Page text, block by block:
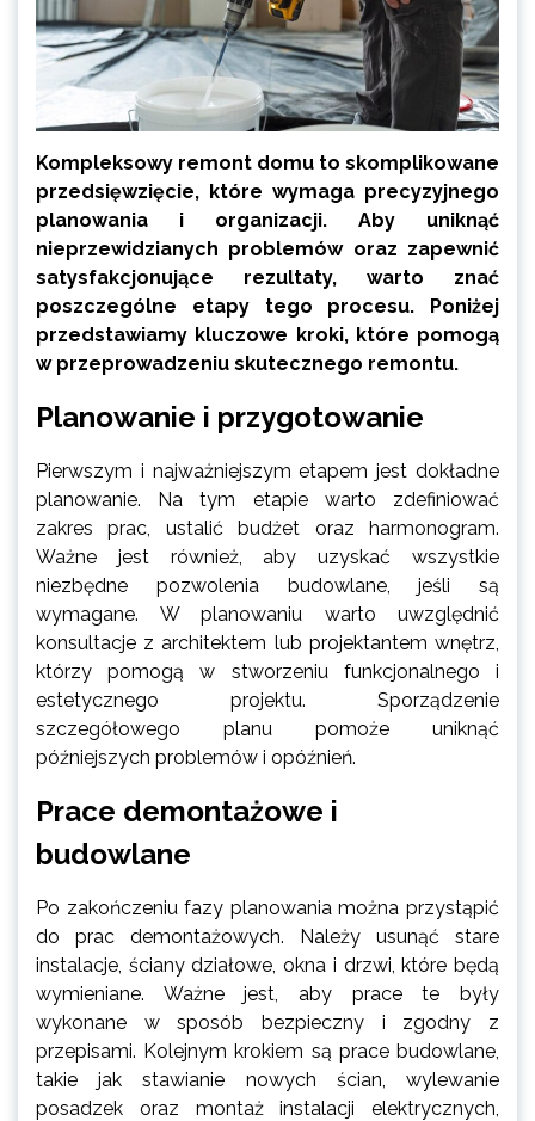
Kompleksowy remont domu to skomplikowane
przedsięwzięcie, które wymaga precyzyjnego
planowania i organizacji. Aby uniknąć
nieprzewidzianych problemów oraz zapewnić
satysfakcjonujące rezultaty, warto znać
poszczególne etapy tego procesu. Poniżej
przedstawiamy kluczowe kroki, które pomogą
w przeprowadzeniu skutecznego remontu.
Planowanie i przygotowanie
Pierwszym i najważniejszym etapem jest dokładne
planowanie. Na tym etapie warto zdefiniować
zakres prac, ustalić budżet oraz harmonogram.
Ważne jest również, aby uzyskać wszystkie
niezbędne pozwolenia budowlane, jeśli są
wymagane. W planowaniu warto uwzględnić
konsultacje z architektem lub projektantem wnętrz,
którzy pomogą w stworzeniu funkcjonalnego i
estetycznego projektu. Sporządzenie
szczegółowego planu pomoże uniknąć
późniejszych problemów i opóźnień.
Prace demontażowe i
budowlane
Po zakończeniu fazy planowania można przystąpić
do prac demontażowych. Należy usunąć stare
instalacje, ściany działowe, okna i drzwi, które będą
wymieniane. Ważne jest, aby prace te były
wykonane w sposób bezpieczny i zgodny z
przepisami. Kolejnym krokiem są prace budowlane,
takie jak stawianie nowych ścian, wylewanie
posadzek oraz montaż instalacji elektrycznych,